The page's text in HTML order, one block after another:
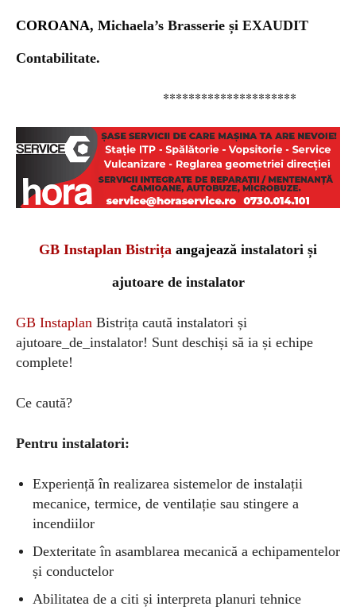
COROANA, Michaela’s Brasserie și EXAUDIT
Contabilitate.
*********************
GB Instaplan Bistrița angajează instalatori și
ajutoare de instalator
GB Instaplan Bistrița caută instalatori și
ajutoare_de_instalator! Sunt deschiși să ia și echipe
complete!
Ce caută?
Pentru instalatori:
Experiență în realizarea sistemelor de instalații
mecanice, termice, de ventilație sau stingere a
incendiilor
Dexteritate în asamblarea mecanică a echipamentelor
și conductelor
Abilitatea de a citi și interpreta planuri tehnice